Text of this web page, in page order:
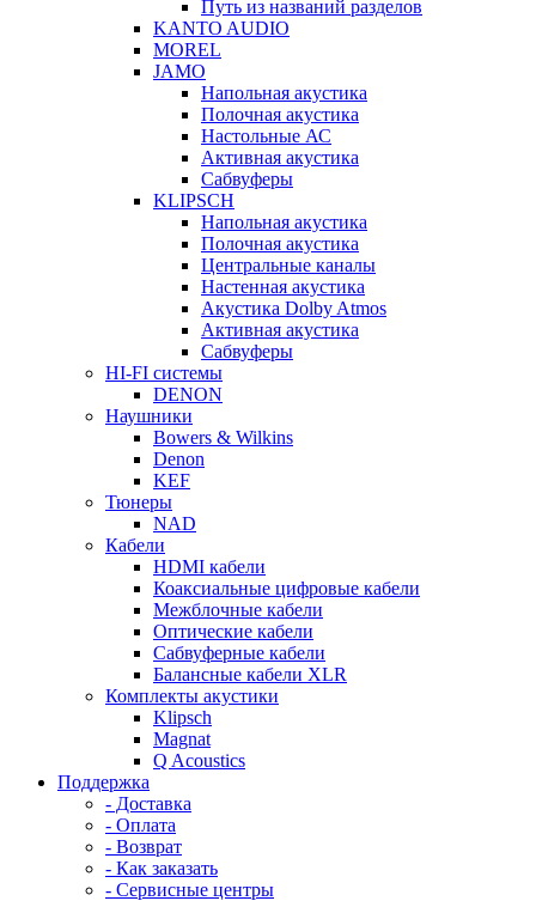
Путь из названий разделов
KANTO AUDIO
MOREL
JAMO
Напольная акустика
Полочная акустика
Настольные АС
Активная акустика
Сабвуферы
KLIPSCH
Напольная акустика
Полочная акустика
Центральные каналы
Настенная акустика
Акустика Dolby Atmos
Активная акустика
Сабвуферы
HI-FI системы
DENON
Наушники
Bowers & Wilkins
Denon
KEF
Тюнеры
NAD
Кабели
HDMI кабели
Коаксиальные цифровые кабели
Межблочные кабели
Оптические кабели
Сабвуферные кабели
Балансные кабели XLR
Комплекты акустики
Klipsch
Magnat
Q Acoustics
Поддержка
- Доставка
- Оплата
- Возврат
- Как заказать
- Сервисные центры